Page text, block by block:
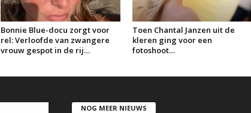
Bonnie Blue-docu zorgt voor
rel: Verloofde van zwangere
vrouw gespot in de rij…
Toen Chantal Janzen uit de
kleren ging voor een
fotoshoot…
NOG MEER NIEUWS